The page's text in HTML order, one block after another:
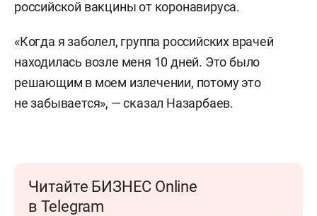
российской вакцины от коронавируса.
«Когда я заболел, группа российских врачей
находилась возле меня 10 дней. Это было
решающим в моем излечении, потому это
не забывается», — сказал Назарбаев.
Читайте БИЗНЕС Online
в Telegram